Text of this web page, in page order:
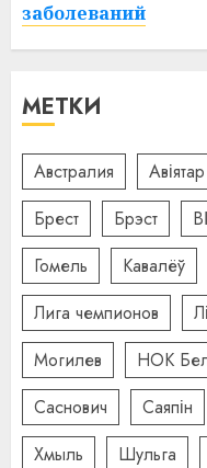
заболеваний
МЕТКИ
Австралия Авіятар
Брест
Брэст
Гомель
Кавалёў
Лига чемпионов
Могилев
НОК
Саснович
Саяпін
Хмыль
Шульга